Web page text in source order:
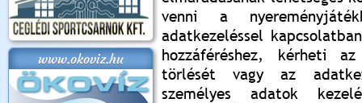
www.okoviz.hu
venni a
adatkezeléssel
hozzáféréshez, kérheti
törlését vagy az
személyes adatok